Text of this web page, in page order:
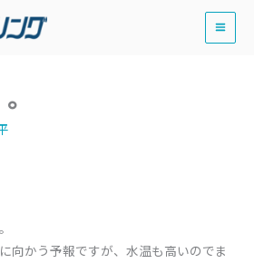
向かう予報ですが、水温も高いのでま